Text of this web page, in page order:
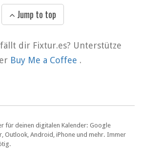
Jump to top
dir Fixtur.es? Unterstütze
Buy Me a Coffee .
für deinen digitalen Kalender: Google
Outlook, Android, iPhone und mehr. Immer